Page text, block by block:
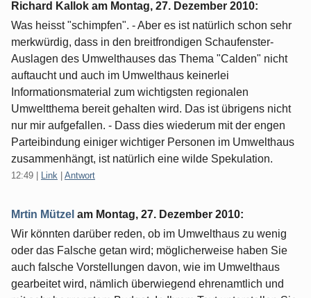
Richard Kallok am Montag, 27. Dezember 2010:
Was heisst "schimpfen". - Aber es ist natürlich schon sehr
merkwürdig, dass in den breitfrondigen Schaufenster-
Auslagen des Umwelthauses das Thema "Calden" nicht
auftaucht und auch im Umwelthaus keinerlei
Informationsmaterial zum wichtigsten regionalen
Umweltthema bereit gehalten wird. Das ist übrigens nicht
nur mir aufgefallen. - Dass dies wiederum mit der engen
Parteibindung einiger wichtiger Personen im Umwelthaus
zusammenhängt, ist natürlich eine wilde Spekulation.
12:49 Link Antwort
Mrtin Mützel am Montag, 27. Dezember 2010:
Wir könnten darüber reden, ob im Umwelthaus zu wenig
oder das Falsche getan wird; möglicherweise haben Sie
auch falsche Vorstellungen davon, wie im Umwelthaus
gearbeitet wird, nämlich überwiegend ehrenamtlich und